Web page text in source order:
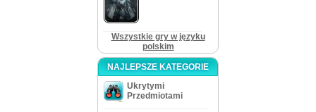
Wszystkie gry w języku
polskim
NAJLEPSZE KATEGORIE
Ukrytymi
Przedmiotami